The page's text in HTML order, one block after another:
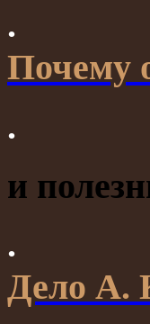
.
Почему
.
и
.
Дело А.